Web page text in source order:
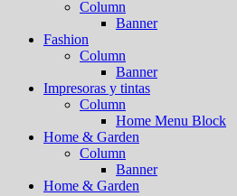
Column
Banner
Fashion
Column
Banner
Impresoras y tintas
Column
Home Menu Block
Home & Garden
Column
Banner
Home & Garden